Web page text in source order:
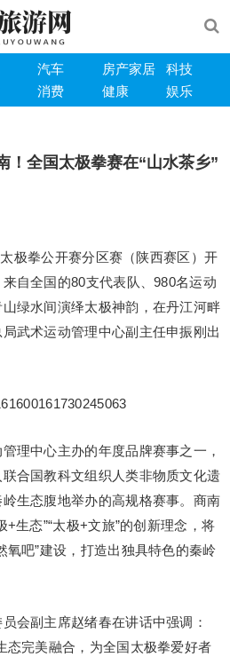
汽车 房产家居
科技
消费 健康 娱乐
！全国太极拳赛在“山水茶乡”
极拳公开赛分区赛（陕西赛区）开
自全国的80支代表队、980名运动
绿水间演绎太极神韵，在丹江河畔
武术运动管理中心副主任申振刚出
理中心主办的年度品牌赛事之一，
合国教科文组织人类非物质文化遗
生态腹地举办的高规格赛事。商南
生态”“太极+文旅”的创新理念，将
氧吧”建设，打造出独具特色的秦岭
会副主席赵绪春在讲话中强调：
态完美融合，为全国太极拳爱好者